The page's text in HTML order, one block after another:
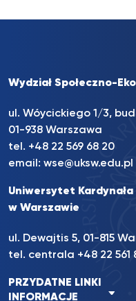
Wydział Społeczno-
ul. Wóycickiego 1/3,
01-938 Warszawa
tel. +48 22 569 68 20
email: wse@uksw.edu.pl
Uniwersytet
w Warszawie
ul. Dewajtis 5, 01-815
tel. centrala +48 22 561
PRZYDATNE LINKI
INFORMACJE